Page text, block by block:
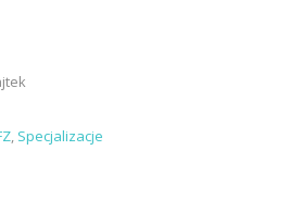
, Specjalizacje